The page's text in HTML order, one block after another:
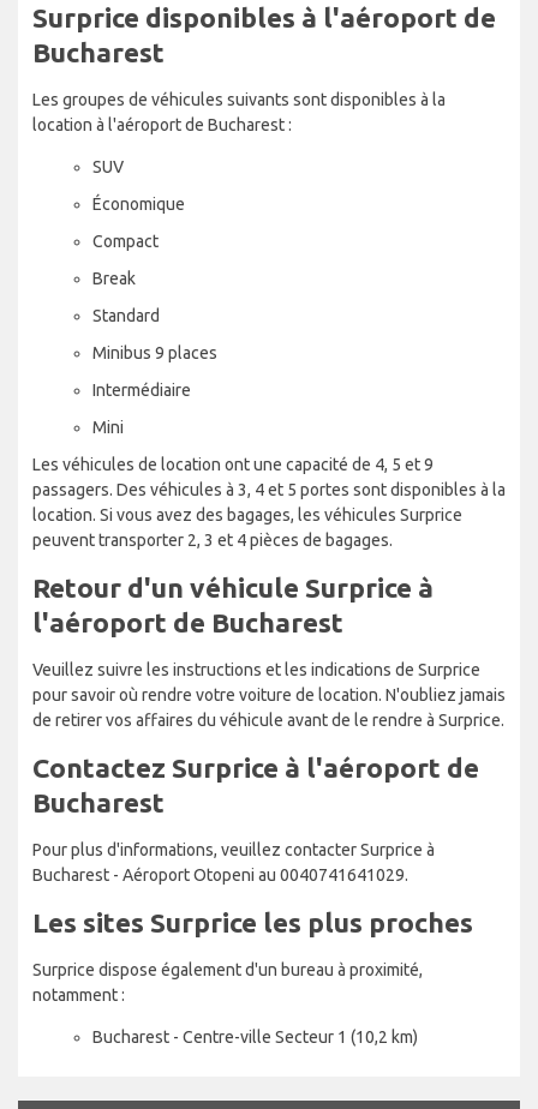
Surprice disponibles à l'aéroport de
Bucharest
Les groupes de véhicules suivants sont disponibles à la
location à l'aéroport de Bucharest :
SUV
Économique
Compact
Break
Standard
Minibus 9 places
Intermédiaire
Mini
Les véhicules de location ont une capacité de 4, 5 et 9
passagers. Des véhicules à 3, 4 et 5 portes sont disponibles à la
location. Si vous avez des bagages, les véhicules Surprice
peuvent transporter 2, 3 et 4 pièces de bagages.
Retour d'un véhicule Surprice à
l'aéroport de Bucharest
Veuillez suivre les instructions et les indications de Surprice
pour savoir où rendre votre voiture de location. N'oubliez jamais
de retirer vos affaires du véhicule avant de le rendre à Surprice.
Contactez Surprice à l'aéroport de
Bucharest
Pour plus d'informations, veuillez contacter Surprice à
Bucharest - Aéroport Otopeni au 0040741641029.
Les sites Surprice les plus proches
Surprice dispose également d'un bureau à proximité,
notamment :
Bucharest - Centre-ville Secteur 1 (10,2 km)